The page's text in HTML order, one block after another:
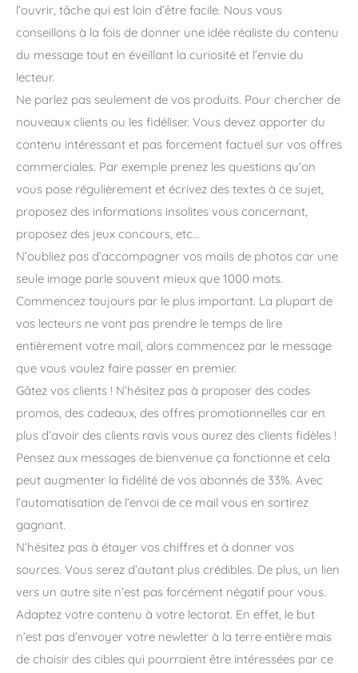
l’ouvrir, tâche qui est loin d’être facile. Nous vous
conseillons à la fois de donner une idée réaliste du contenu
du message tout en éveillant la curiosité et l’envie du
lecteur.
Ne parlez pas seulement de vos produits. Pour chercher de
nouveaux clients ou les fidéliser. Vous devez apporter du
contenu intéressant et pas forcement factuel sur vos offres
commerciales. Par exemple prenez les questions qu’on
vous pose régulièrement et écrivez des textes à ce sujet,
proposez des informations insolites vous concernant,
proposez des jeux concours, etc…
N’oubliez pas d’accompagner vos mails de photos car une
seule image parle souvent mieux que 1000 mots.
Commencez toujours par le plus important. La plupart de
vos lecteurs ne vont pas prendre le temps de lire
entièrement votre mail, alors commencez par le message
que vous voulez faire passer en premier.
Gâtez vos clients ! N’hésitez pas à proposer des codes
promos, des cadeaux, des offres promotionnelles car en
plus d’avoir des clients ravis vous aurez des clients fidèles !
Pensez aux messages de bienvenue ça fonctionne et cela
peut augmenter la fidélité de vos abonnés de 33%. Avec
l’automatisation de l’envoi de ce mail vous en sortirez
gagnant.
N’hésitez pas à étayer vos chiffres et à donner vos
sources. Vous serez d’autant plus crédibles. De plus, un lien
vers un autre site n’est pas forcément négatif pour vous.
Adaptez votre contenu à votre lectorat. En effet, le but
n’est pas d’envoyer votre newletter à la terre entière mais
de choisir des cibles qui pourraient être intéressées par ce